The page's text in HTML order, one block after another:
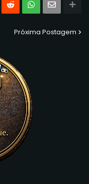
Próxima Postagem